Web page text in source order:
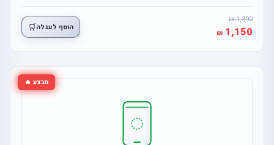
1,390
1,150 הוסף לעגלה🛒
מבצע 🔥